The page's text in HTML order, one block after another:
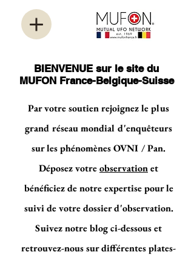
BIENVENUE sur le site du
MUFON France-Belgique-Suisse
Par votre soutien rejoignez le plus
grand réseau mondial d'enquêteurs
sur les phénomènes OVNI / Pan.
Déposez votreobservationet
bénéficiez de notre expertise pour le
suivi de votre dossier d'observation.
Suivez notre blog ci-dessous et
retrouvez-nous sur différentes plates-